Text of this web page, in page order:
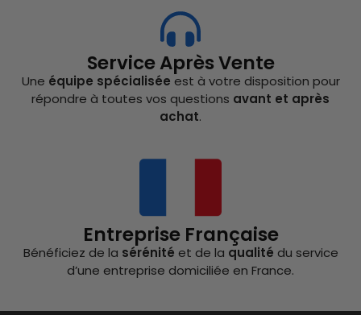
Service Après Vente
Une équipe spécialisée est à votre disposition pour
répondre à toutes vos questions avant et après
achat.
Entreprise Française
Bénéficiez de la sérénité et de la qualité du service
d’une entreprise domiciliée en France.